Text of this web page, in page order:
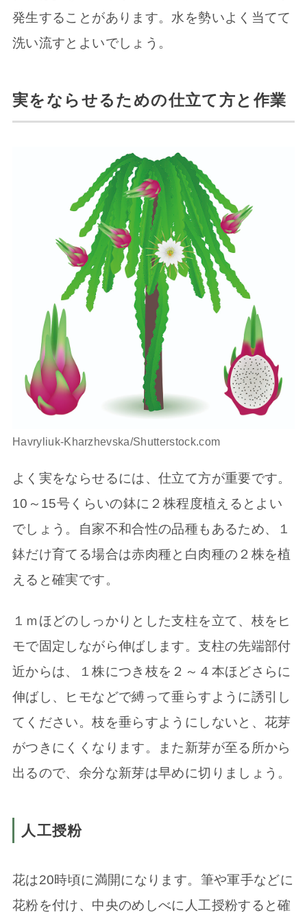
発生することがあります。水を勢いよく当てて
洗い流すとよいでしょう。
実をならせるための仕立て方と作業
Havryliuk-Kharzhevska/Shutterstock.com
よく実をならせるには、仕立て方が重要です。
10～15号くらいの鉢に２株程度植えるとよい
でしょう。自家不和合性の品種もあるため、１
鉢だけ育てる場合は赤肉種と白肉種の２株を植
えると確実です。
１ｍほどのしっかりとした支柱を立て、枝をヒ
モで固定しながら伸ばします。支柱の先端部付
近からは、１株につき枝を２～４本ほどさらに
伸ばし、ヒモなどで縛って垂らすように誘引し
てください。枝を垂らすようにしないと、花芽
がつきにくくなります。また新芽が至る所から
出るので、余分な新芽は早めに切りましょう。
人工授粉
花は20時頃に満開になります。筆や軍手などに
花粉を付け、中央のめしべに人工授粉すると確